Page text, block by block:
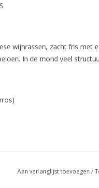
wijnrassen, zacht fris met
In de mond veel
Aan verlanglijst toevoegen /